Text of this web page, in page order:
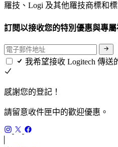
羅技、Logi 及其他羅技商標和
訂閱以接收您的特別優惠與專屬
我希望接收 Logitech 傳
感謝您的登記！
請留意收件匣中的歡迎優惠。